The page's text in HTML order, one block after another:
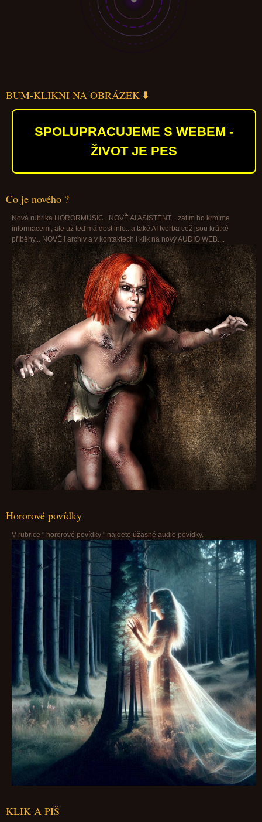
BUM-KLIKNI NA OBRÁZEK ⬇️
SPOLUPRACUJEME S WEBEM -
ŽIVOT JE PES
Co je nového ?
Nová rubrika HORORMUSIC.. NOVĚ AI ASISTENT... zatím ho krmíme
informacemi, ale už teď má dost info...a také AI tvorba což jsou krátké
příběhy... NOVĚ i archiv a v kontaktech i klik na nový AUDIO WEB....
Hororové povídky
V rubrice " hororové povídky " najdete úžasné audio povídky.
KLIK A PIŠ